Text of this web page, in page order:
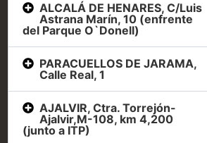
ALCALÁ DE HENARES, C/Luis
Astrana Marín, 10 (enfrente
del Parque O`Donell)
PARACUELLOS DE JARAMA,
Calle Real, 1
AJALVIR, Ctra. Torrejón-
Ajalvir,M-108, km 4,200
(junto a ITP)